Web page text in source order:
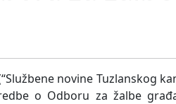
novine Tuzlanskog
o Odboru za žalbe